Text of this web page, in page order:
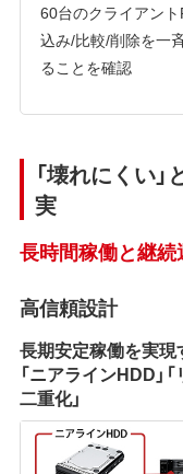
60台のクライアン
込み/比較/削除を一
ることを確認
「壊れにくい
実
長時間稼働と継続
高信頼設計
長期安定稼働を実現
「ニアラインHDD」
二重化」